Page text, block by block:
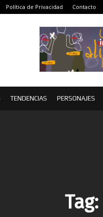
Política de Privacidad Contacto
TENDENCIAS PERSONAJES
Tag: